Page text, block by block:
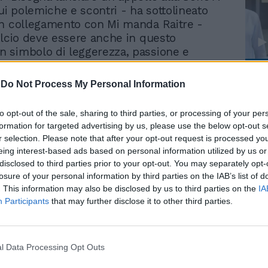
Do Not Process My Personal Information
opt-out of the sale, sharing to third parties, or processing of your
for targeted advertising by us, please use the below opt-out
selection. Please note that after your opt-out request is processed
interest-based ads based on personal information utilized by us
to third parties prior to your opt-out. You may separately
of your personal information by third parties on the IAB’s list of
This information may also be disclosed by us to third parties on the
Participants that may further disclose it to other third parties.
Data Processing Opt Outs
polemiche e scontri - ha sottolineato
collegamento con Mi manda Raitre -
deve essere anche in questo
simbolo di leggerezza, passione e
da questa considerazione il ministro
ha tratteggiato lo scenario attuale del
che spera di poter tornare in campo
il prima possibile (sfumata la data
l'obiettivo resta ora lunedì 18) e poi
ultime dodici giornate (più alcuni
portare a termine la stagione. «In questi
tecnico scientifico sta incontrando
del mondo del calcio, non solo la
approfondimenti sul protocollo
ha spiegato Spadafora - Se verrà trovata
una ricaduta positiva anche sulla
del campionato. Viceversa sarà il
Trump, Meloni e la strategia
americana